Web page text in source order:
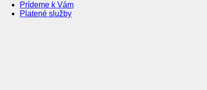
Prídeme k Vám
Platené služby